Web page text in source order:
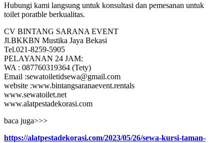
Hubungi kami langsung untuk konsultasi dan pemesanan untuk
toilet poratble berkualitas.
CV BINTANG SARANA EVENT
Jl.BKKBN Mustika Jaya Bekasi
Tel.021-8259-5905
PELAYANAN 24 JAM:
WA : 087760319364 (Tety)
Email :sewatoiletidsewa@gmail.com
website :www.bintangsaranaevent.rentals
www.sewatoilet.net
www.alatpestadekorasi.com
baca juga>>>
https://alatpestadekorasi.com/2023/05/26/sewa-kursi-taman-